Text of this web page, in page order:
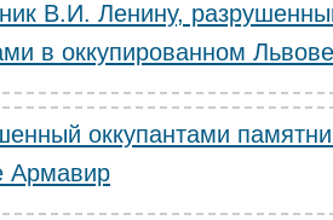
В.И. Ленину,
в оккупированном Львове
оккупантами
Армавир